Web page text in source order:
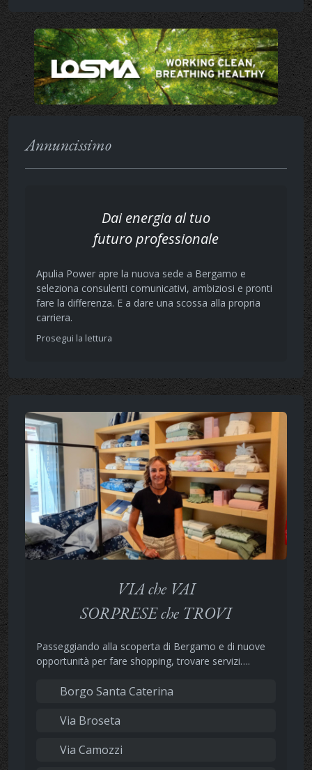
Annuncissimo
Dai energia al tuo
futuro professionale
Apulia Power apre la nuova sede a Bergamo e
seleziona consulenti comunicativi, ambiziosi e pronti
fare la differenza. E a dare una scossa alla propria
carriera.
Prosegui la lettura
VIA che VAI
SORPRESE che TROVI
Passeggiando alla scoperta di Bergamo e di nuove
opportunità per fare shopping, trovare servizi….
Borgo Santa Caterina
Via Broseta
Via Camozzi